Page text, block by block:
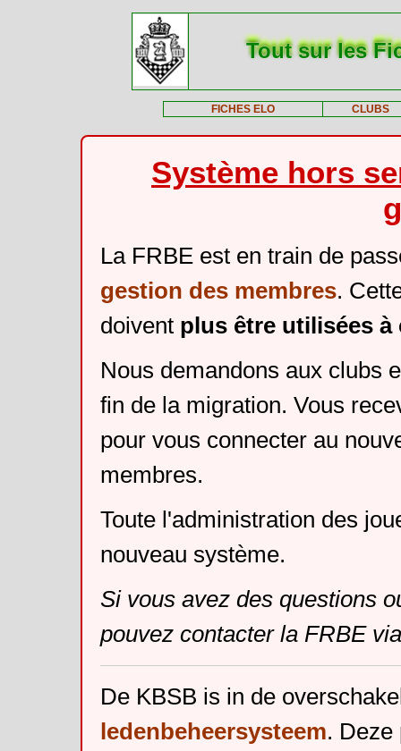
Tout sur les
FICHES ELO CLUBS
Système hors
La FRBE est en train de
gestion des membres.
doivent plus être utilisées
Nous demandons aux clubs
fin de la migration. Vous
pour vous connecter au
membres.
Toute l'administration des
nouveau système.
Si vous avez des questions
pouvez contacter la FRBE
De KBSB is in de
ledenbeheersysteem. Deze